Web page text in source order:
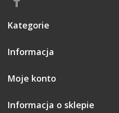
Kategorie
Informacja
Moje konto
Informacja o sklepie